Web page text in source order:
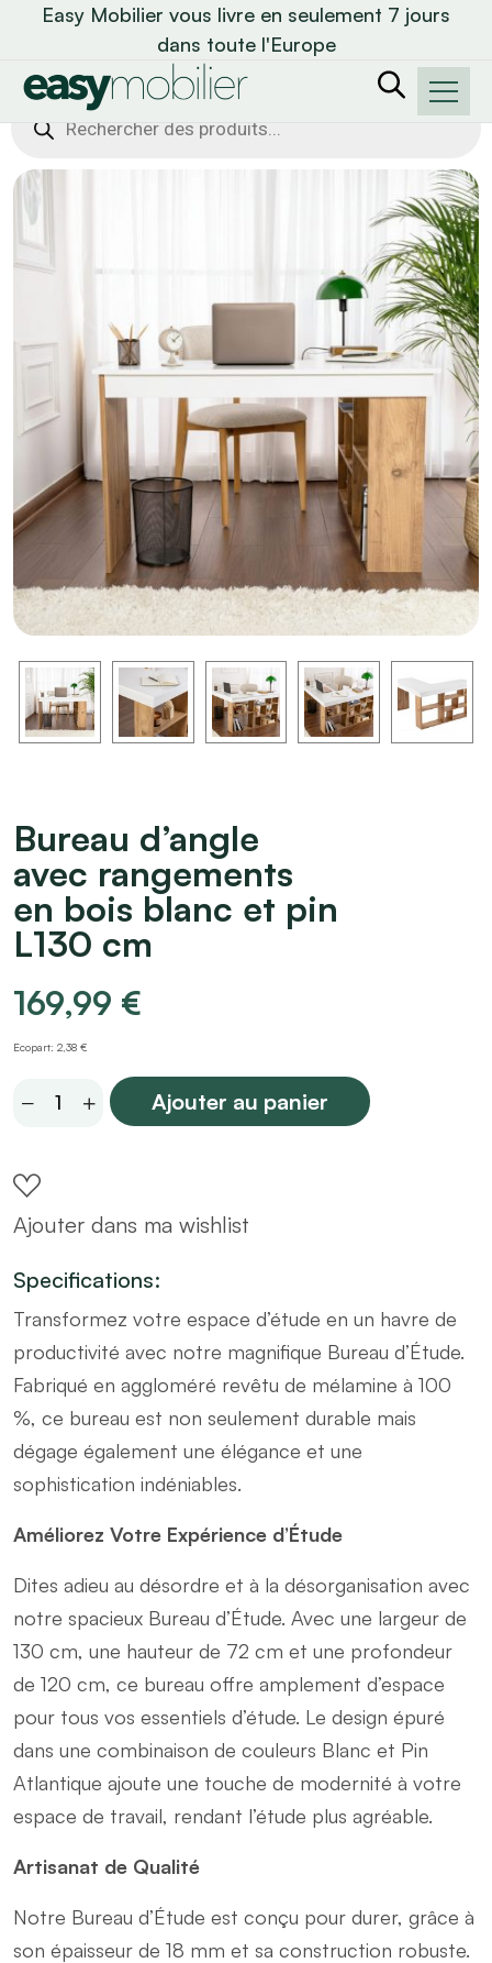
Easy Mobilier vous livre en seulement 7 jours
dans toute l'Europe
Recherche
de
Bureau d’angle
avec rangements
en bois blanc et pin
L130 cm
169,99 €
Ecopart: 2,38 €
Bureau
rangements
en
blanc
et
pin
L130
cm
quantity
Ajouter au panier
Ajouter dans ma wishlist
Specifications:
Transformez votre espace d’étude en un havre de
productivité avec notre magnifique Bureau d’Étude.
Fabriqué en aggloméré revêtu de mélamine à 100
%, ce bureau est non seulement durable mais
dégage également une élégance et une
sophistication indéniables.
Améliorez Votre Expérience d’Étude
Dites adieu au désordre et à la désorganisation avec
notre spacieux Bureau d’Étude. Avec une largeur de
130 cm, une hauteur de 72 cm et une profondeur
de 120 cm, ce bureau offre amplement d’espace
pour tous vos essentiels d’étude. Le design épuré
dans une combinaison de couleurs Blanc et Pin
Atlantique ajoute une touche de modernité à votre
espace de travail, rendant l’étude plus agréable.
Artisanat de Qualité
Notre Bureau d’Étude est conçu pour durer, grâce à
son épaisseur de 18 mm et sa construction robuste.